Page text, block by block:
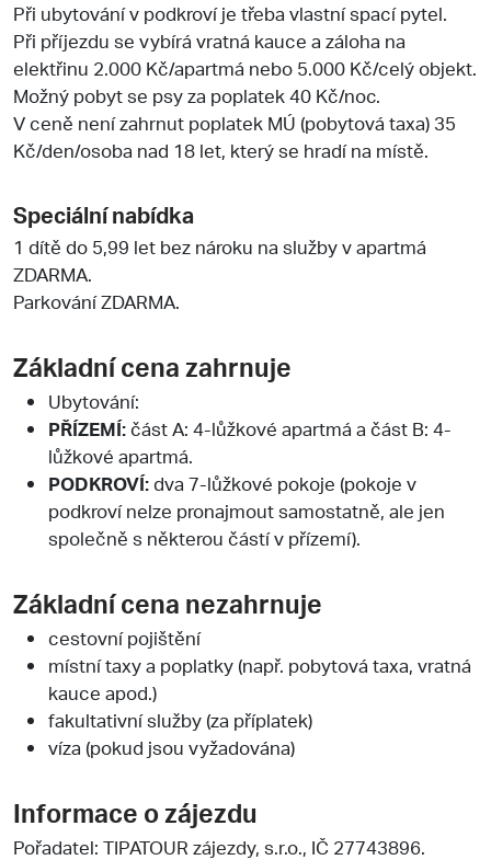
Při ubytování v podkroví je třeba vlastní spací pytel.
Při příjezdu se vybírá vratná kauce a záloha na
elektřinu 2.000 Kč/apartmá nebo 5.000 Kč/celý objekt.
Možný pobyt se psy za poplatek 40 Kč/noc.
V ceně není zahrnut poplatek MÚ (pobytová taxa) 35
Kč/den/osoba nad 18 let, který se hradí na místě.
Speciální nabídka
1 dítě do 5,99 let bez nároku na služby v apartmá
ZDARMA.
Parkování ZDARMA.
Základní cena zahrnuje
Ubytování:
PŘÍZEMÍ:část A: 4-lůžkové apartmá a část B: 4-
lůžkové apartmá.
PODKROVÍ:dva 7-lůžkové pokoje (pokoje v
podkroví nelze pronajmout samostatně, ale jen
společně s některou částí v přízemí).
Základní cena nezahrnuje
cestovní pojištění
místní taxy a poplatky (např. pobytová taxa, vratná
kauce apod.)
fakultativní služby (za příplatek)
víza (pokud jsou vyžadována)
Informace o zájezdu
Pořadatel: TIPATOUR zájezdy, s.r.o., IČ 27743896.